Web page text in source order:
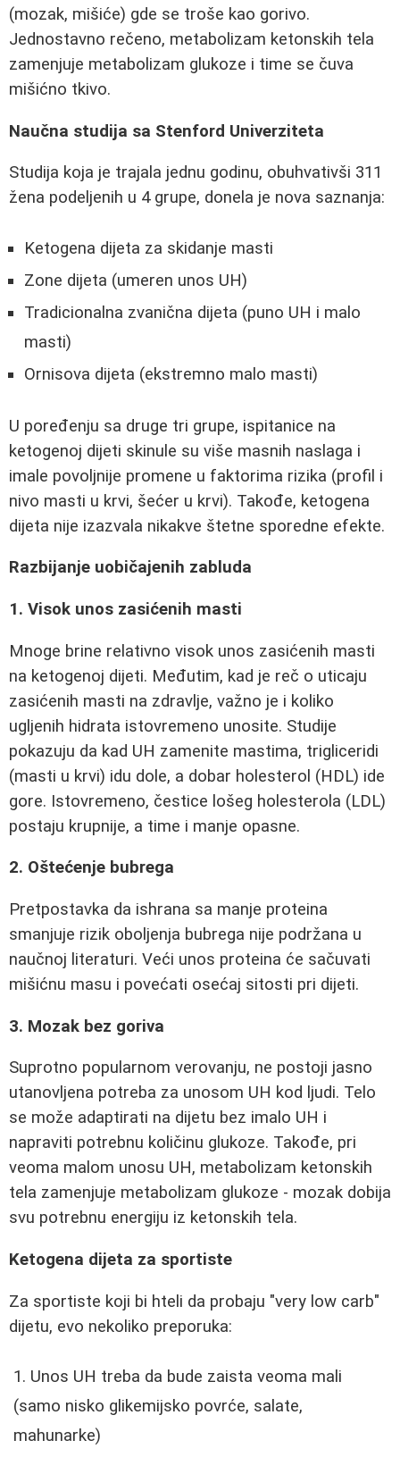
(mozak, mišiće) gde se troše kao gorivo.
Jednostavno rečeno, metabolizam ketonskih tela
zamenjuje metabolizam glukoze i time se čuva
mišićno tkivo.
Naučna studija sa Stenford Univerziteta
Studija koja je trajala jednu godinu, obuhvativši 311
žena podeljenih u 4 grupe, donela je nova saznanja:
Ketogena dijeta za skidanje masti
Zone dijeta (umeren unos UH)
Tradicionalna zvanična dijeta (puno UH i malo
masti)
Ornisova dijeta (ekstremno malo masti)
U poređenju sa druge tri grupe, ispitanice na
ketogenoj dijeti skinule su više masnih naslaga i
imale povoljnije promene u faktorima rizika (profil i
nivo masti u krvi, šećer u krvi). Takođe, ketogena
dijeta nije izazvala nikakve štetne sporedne efekte.
Razbijanje uobičajenih zabluda
1. Visok unos zasićenih masti
Mnoge brine relativno visok unos zasićenih masti
na ketogenoj dijeti. Međutim, kad je reč o uticaju
zasićenih masti na zdravlje, važno je i koliko
ugljenih hidrata istovremeno unosite. Studije
pokazuju da kad UH zamenite mastima, trigliceridi
(masti u krvi) idu dole, a dobar holesterol (HDL) ide
gore. Istovremeno, čestice lošeg holesterola (LDL)
postaju krupnije, a time i manje opasne.
2. Oštećenje bubrega
Pretpostavka da ishrana sa manje proteina
smanjuje rizik oboljenja bubrega nije podržana u
naučnoj literaturi. Veći unos proteina će sačuvati
mišićnu masu i povećati osećaj sitosti pri dijeti.
3. Mozak bez goriva
Suprotno popularnom verovanju, ne postoji jasno
utanovljena potreba za unosom UH kod ljudi. Telo
se može adaptirati na dijetu bez imalo UH i
napraviti potrebnu količinu glukoze. Takođe, pri
veoma malom unosu UH, metabolizam ketonskih
tela zamenjuje metabolizam glukoze - mozak dobija
svu potrebnu energiju iz ketonskih tela.
Ketogena dijeta za sportiste
Za sportiste koji bi hteli da probaju "very low carb"
dijetu, evo nekoliko preporuka:
Unos UH treba da bude zaista veoma mali
(samo nisko glikemijsko povrće, salate,
mahunarke)